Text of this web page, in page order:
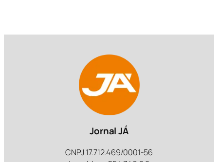
Jornal JÁ
CNPJ 17.712.469/0001-56